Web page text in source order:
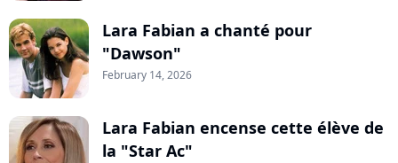
Lara Fabian a chanté pour
"Dawson"
February 14, 2026
Lara Fabian encense cette élève de
la "Star Ac"